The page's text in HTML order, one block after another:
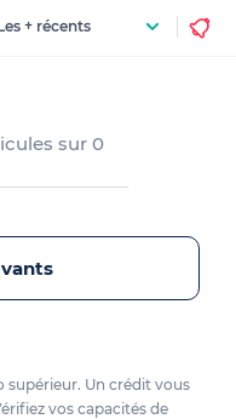
sur 0
supérieur. Un crédit vous
vos capacités de